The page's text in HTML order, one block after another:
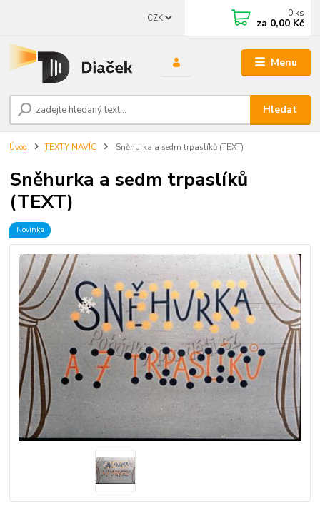
Menu
CZK
Hledat
0 ks
za 0,00 Kč
Úvod TEXTY NAVÍC Sněhurka a sedm trpaslíků (TEXT)
Sněhurka a sedm trpaslíků
(TEXT)
Novinka